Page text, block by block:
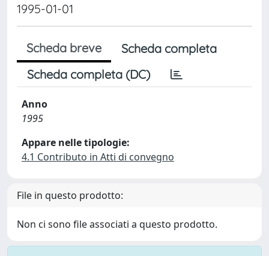
1995-01-01
Scheda breve
Scheda completa
Scheda completa (DC)
Anno
1995
Appare nelle tipologie:
4.1 Contributo in Atti di convegno
File in questo prodotto:
Non ci sono file associati a questo prodotto.